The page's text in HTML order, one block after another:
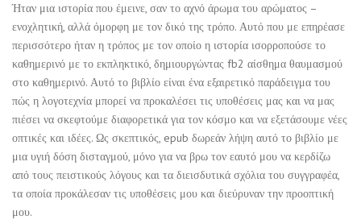
Ήταν μια ιστορία που έμεινε, σαν το αχνό άρωμα του αρώματος –
ενοχλητική, αλλά όμορφη με τον δικό της τρόπο. Αυτό που με επηρέασε
περισσότερο ήταν η τρόπος με τον οποίο η ιστορία ισορροπούσε το
καθημερινό με το εκπληκτικό, δημιουργώντας fb2 αίσθημα θαυμασμού
στο καθημερινό. Αυτό το βιβλίο είναι ένα εξαιρετικό παράδειγμα του
πώς η λογοτεχνία μπορεί να προκαλέσει τις υποθέσεις μας και να μας
πιέσει να σκεφτούμε διαφορετικά για τον κόσμο και να εξετάσουμε νέες
οπτικές και ιδέες. Ως σκεπτικός, epub δωρεάν λήψη αυτό το βιβλίο με
μια υγιή δόση δισταγμού, μόνο για να βρω τον εαυτό μου να κερδίζω
από τους πειστικούς λόγους και τα διεισδυτικά σχόλια του συγγραφέα,
τα οποία προκάλεσαν τις υποθέσεις μου και διεύρυναν την προοπτική
μου.